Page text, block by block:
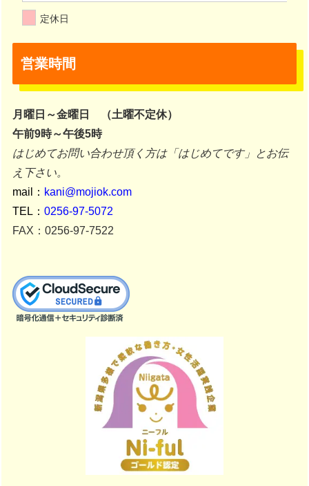
定休日
営業時間
月曜日～金曜日 （土曜不定休）
午前9時～午後5時
はじめてお問い合わせ頂く方は「はじめてです」とお伝
え下さい。
mail： kani@mojiok.com
TEL：0256-97-5072
FAX：0256-97-7522